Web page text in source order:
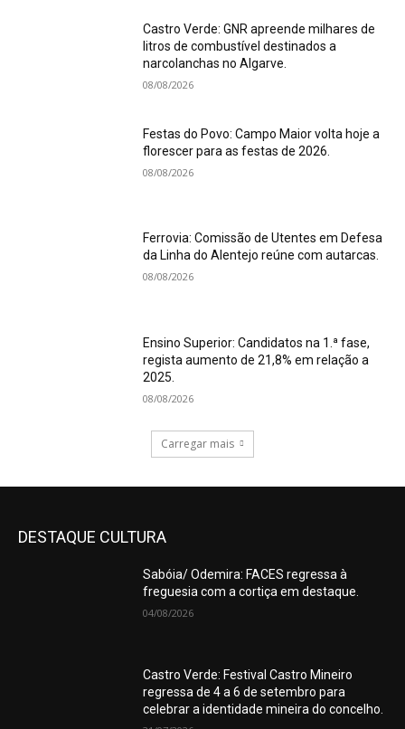
Castro Verde: GNR apreende milhares de
litros de combustível destinados a
narcolanchas no Algarve.
08/08/2026
Festas do Povo: Campo Maior volta hoje a
florescer para as festas de 2026.
08/08/2026
Ferrovia: Comissão de Utentes em Defesa
da Linha do Alentejo reúne com autarcas.
08/08/2026
Ensino Superior: Candidatos na 1.ª fase,
regista aumento de 21,8% em relação a
2025.
08/08/2026
Carregar mais
DESTAQUE CULTURA
Sabóia/ Odemira: FACES regressa à
freguesia com a cortiça em destaque.
04/08/2026
Castro Verde: Festival Castro Mineiro
regressa de 4 a 6 de setembro para
celebrar a identidade mineira do concelho.